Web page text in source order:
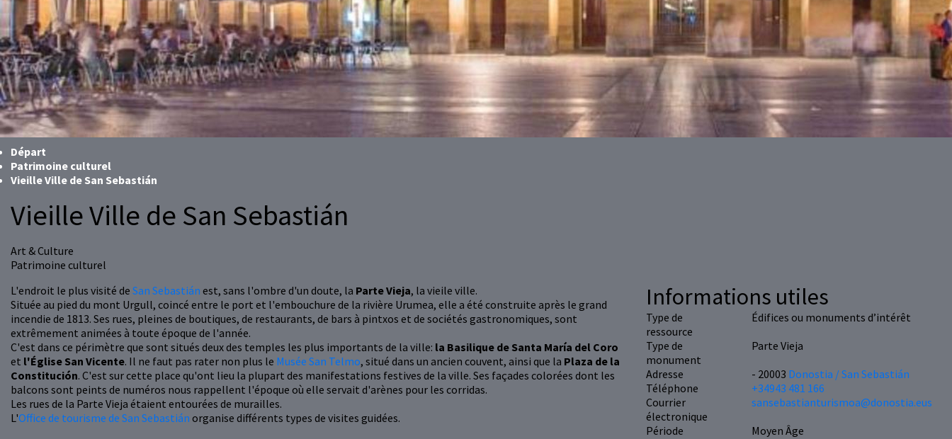
Départ
Patrimoine culturel
Vieille Ville de San Sebastián
Vieille Ville de San Sebastián
Art & Culture
Patrimoine culturel
L'endroit le plus visité de San Sebastián est, sans l'ombre d'un doute, la Parte Vieja, la vieile ville.
Située au pied du mont Urgull, coincé entre le port et l'embouchure de la rivière Urumea, elle a été construite après le grand
incendie de 1813. Ses rues, pleines de boutiques, de restaurants, de bars à pintxos et de sociétés gastronomiques, sont
extrêmement animées à toute époque de l'année.
C'est dans ce périmètre que sont situés deux des temples les plus importants de la ville: la Basilique de Santa María del Coro
et l'Église San Vicente. Il ne faut pas rater non plus le Musée San Telmo, situé dans un ancien couvent, ainsi que la Plaza de la
Constitución. C'est sur cette place qu'ont lieu la plupart des manifestations festives de la ville. Ses façades colorées dont les
balcons sont peints de numéros nous rappellent l'époque où elle servait d'arènes pour les corridas.
Les rues de la Parte Vieja étaient entourées de murailles.
L'Office de tourisme de San Sebastián organise différents types de visites guidées.
Informations utiles
Type de
ressource
Édifices ou monuments d’intérêt
Type de
monument
Parte Vieja
Adresse
- 20003 Donostia / San Sebastián
Téléphone
+34943 481 166
Courrier
électronique
sansebastianturismoa@donostia.eus
Période
Moyen Âge